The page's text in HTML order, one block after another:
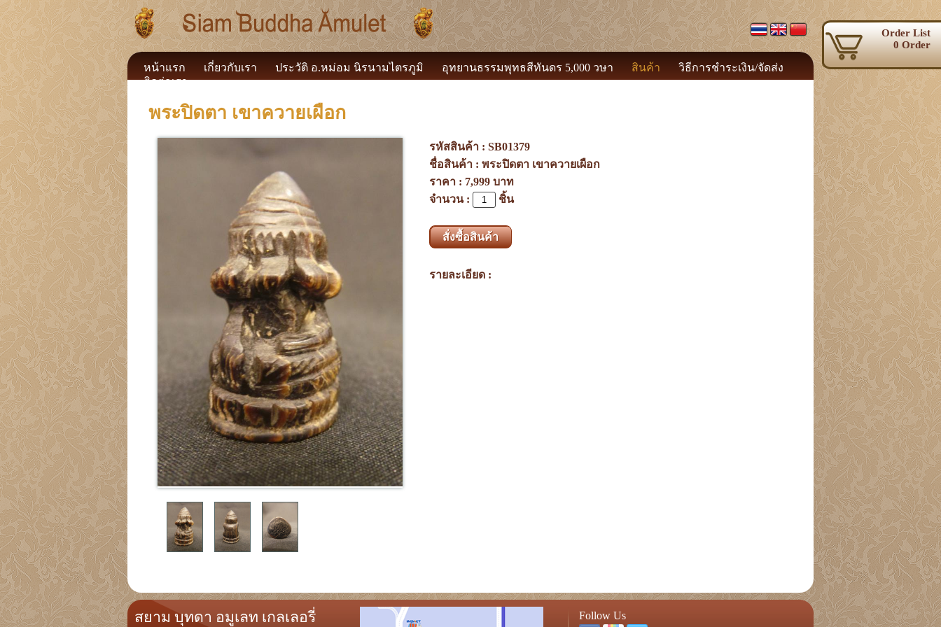
หน้าแรก เกี่ยวกับเรา ประวัติ อ.หม่อม นิรนามไตรภูมิ อุทยานธรรมพุทธสีทันดร 5,000 วษา สินค้า
วิธีการชำระเงิน/จัดส่ง
ติดต่อเรา
Order List
0 Order
พระปิดตา เขาควายเผือก
รหัสสินค้า : SB01379
ชื่อสินค้า : พระปิดตา เขาควายเผือก
ราคา : 7,999 บาท
จำนวน :
ชิ้น
สั่งซื้อสินค้า
รายละเอียด :
สยาม บุทดา อมูเลท เกลเลอรี่ Follow Us